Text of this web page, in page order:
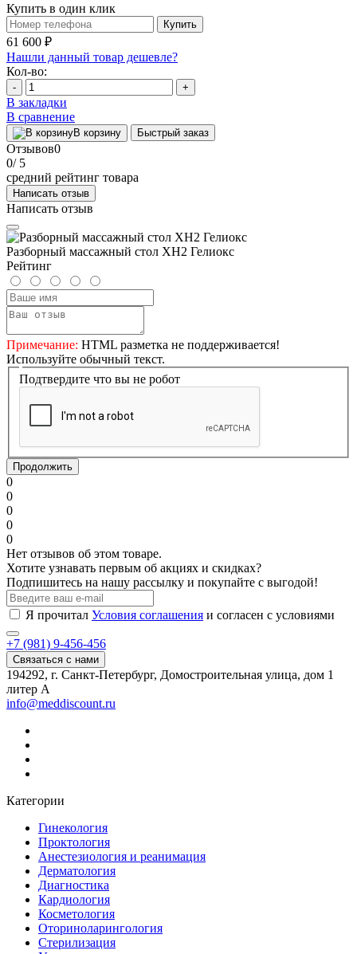
Купить в один клик
Купить
61 600 ₽
Нашли данный товар дешевле?
Кол-во:
- +
В закладки
В сравнение
В корзину Быстрый заказ
Отзывов0
0/ 5
средний рейтинг товара
Написать отзыв
Написать отзыв
Разборный массажный стол ХH2 Гелиокс
Рейтинг
Примечание: HTML разметка не поддерживается!
Используйте обычный текст.
Подтвердите что вы не робот
Продолжить
0
0
0
0
0
Нет отзывов об этом товаре.
Хотите узнавать первым об акциях и скидках?
Подпишитесь на нашу рассылку и покупайте с выгодой!
Я прочитал Условия соглашения и согласен с условиями
+7 (981) 9-456-456
Связаться с нами
194292, г. Санкт-Петербург, Домостроительная улица, дом 1
литер А
info@meddiscount.ru
Категории
Гинекология
Проктология
Анестезиология и реанимация
Дерматология
Диагностика
Кардиология
Косметология
Оториноларингология
Стерилизация